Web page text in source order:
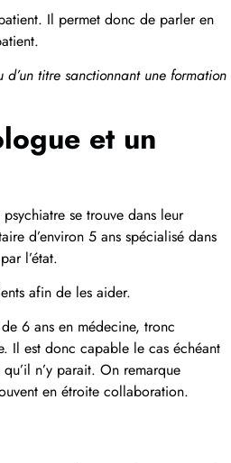
Il permet donc de parler en
titre sanctionnant une formation
et un
se trouve dans leur
d’environ 5 ans spécialisé dans
l’état.
afin de les aider.
6 ans en médecine, tronc
Il est donc capable le cas échéant
n’y parait. On remarque
en étroite collaboration.